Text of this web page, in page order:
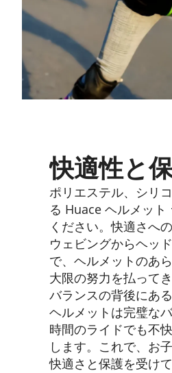
快適性と
ポリエステル、シリ
る Huace ヘルメッ
ください。快適さへ
ウェビングからヘッ
で、ヘルメットのあ
大限の努力を払って
バランスの背後にあ
ヘルメットは完璧な
時間のライドでも不
します。これで、お
快適さと保護を受け